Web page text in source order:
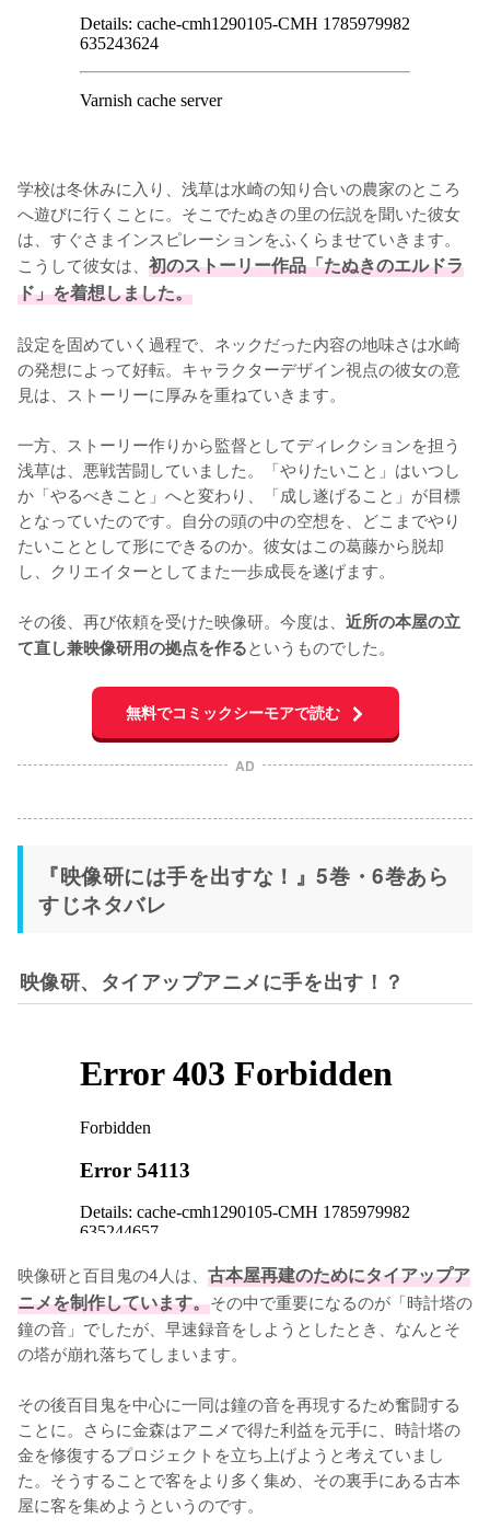
学校は冬休みに入り、浅草は水崎の知り合いの農家のところ
へ遊びに行くことに。そこでたぬきの里の伝説を聞いた彼女
は、すぐさまインスピレーションをふくらませていきます。
こうして彼女は、 初のストーリー作品「たぬきのエルドラ
ド」を着想しました。
設定を固めていく過程で、ネックだった内容の地味さは水崎
の発想によって好転。キャラクターデザイン視点の彼女の意
見は、ストーリーに厚みを重ねていきます。
一方、ストーリー作りから監督としてディレクションを担う
浅草は、悪戦苦闘していました。「やりたいこと」はいつし
か「やるべきこと」へと変わり、「成し遂げること」が目標
となっていたのです。自分の頭の中の空想を、どこまでやり
たいこととして形にできるのか。彼女はこの葛藤から脱却
し、クリエイターとしてまた一歩成長を遂げます。
その後、再び依頼を受けた映像研。今度は、 近所の本屋の立
て直し兼映像研用の拠点を作るというものでした。
無料でコミックシーモアで読む
AD
『映像研には手を出すな！』5巻・6巻あら
すじネタバレ
映像研、タイアップアニメに手を出す！？
映像研と百目鬼の4人は、 古本屋再建のためにタイアップア
ニメを制作しています。その中で重要になるのが「時計塔の
鐘の音」でしたが、早速録音をしようとしたとき、なんとそ
の塔が崩れ落ちてしまいます。
その後百目鬼を中心に一同は鐘の音を再現するため奮闘する
ことに。さらに金森はアニメで得た利益を元手に、時計塔の
金を修復するプロジェクトを立ち上げようと考えていまし
た。そうすることで客をより多く集め、その裏手にある古本
屋に客を集めようというのです。